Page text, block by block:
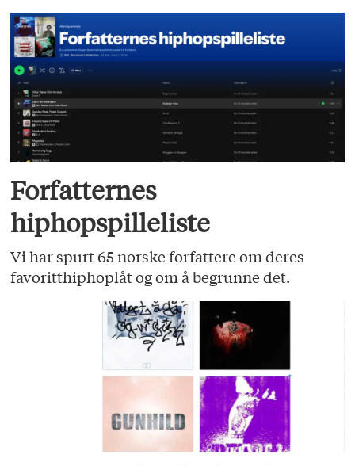
Forfatternes
hiphopspilleliste
Vi har spurt 65 norske forfattere om deres
favoritthiphoplåt og om å begrunne det.